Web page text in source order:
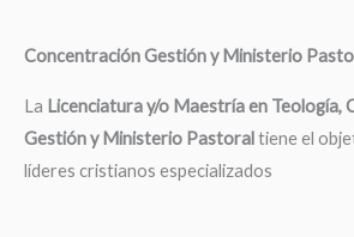
Concentración Gestión y Ministerio
La Licenciatura y/o Maestría en Teología,
Gestión y Ministerio Pastoraltiene el
líderes cristianos especializados